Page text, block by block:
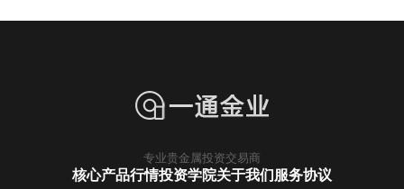
专业贵金属投资交易商
核心产品行情投资学院关于我们服务协议